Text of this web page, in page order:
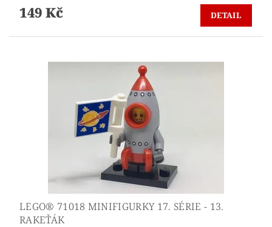
149 Kč DETAIL
LEGO® 71018 MINIFIGURKY 17. SÉRIE - 13.
RAKEŤÁK